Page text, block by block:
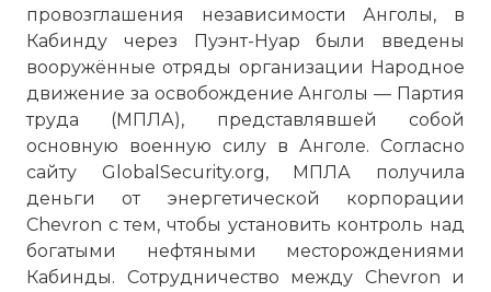
провозглашения независимости Анголы, в
Кабинду через Пуэнт-Нуар были введены
вооружённые отряды организации Народное
движение за освобождение Анголы — Партия
труда (МПЛА), представлявшей собой
основную военную силу в Анголе. Согласно
сайту GlobalSecurity.org, МПЛА получила
деньги от энергетической корпорации
Chevron с тем, чтобы установить контроль над
богатыми нефтяными месторождениями
Кабинды. Сотрудничество между Chevron и